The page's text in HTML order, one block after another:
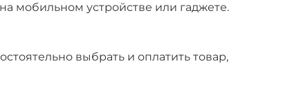
мобильном устройстве или гаджете.
выбрать и оплатить товар,